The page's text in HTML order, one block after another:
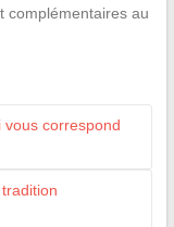
complémentaires au
correspond